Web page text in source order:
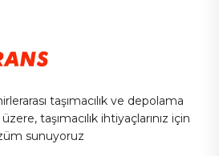
taşımacılık ve depolama
taşımacılık ihtiyaçlarınız için
sunuyoruz